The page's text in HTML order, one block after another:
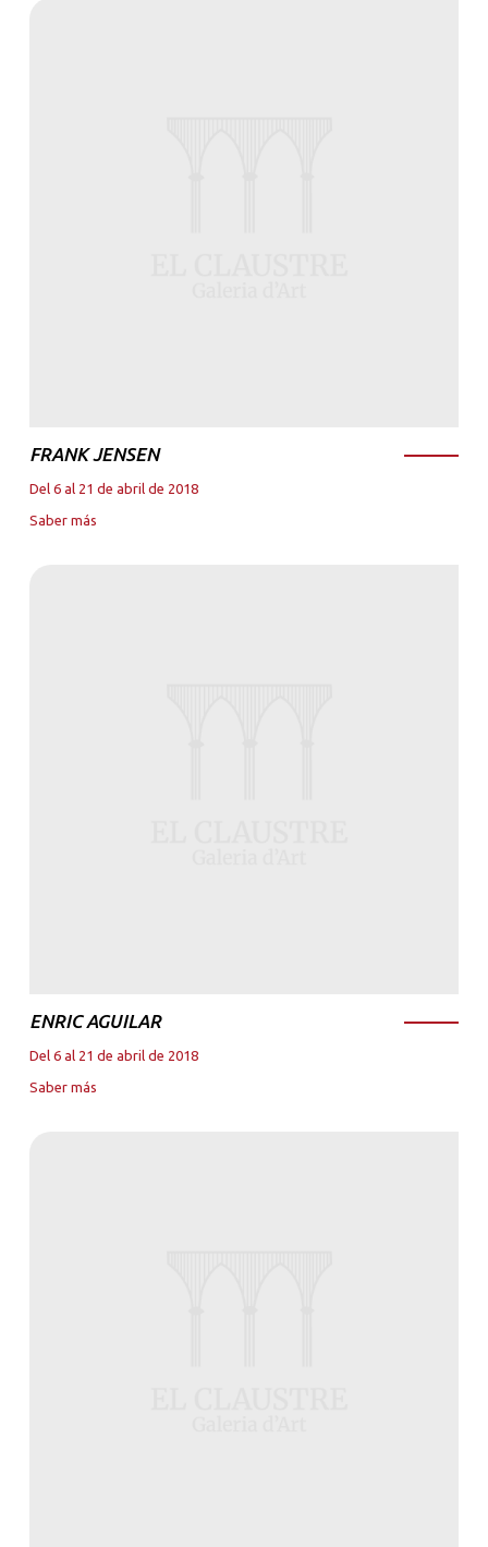
FRANK JENSEN
Del 6 al 21 de abril de 2018
Saber más
ENRIC AGUILAR
Del 6 al 21 de abril de 2018
Saber más